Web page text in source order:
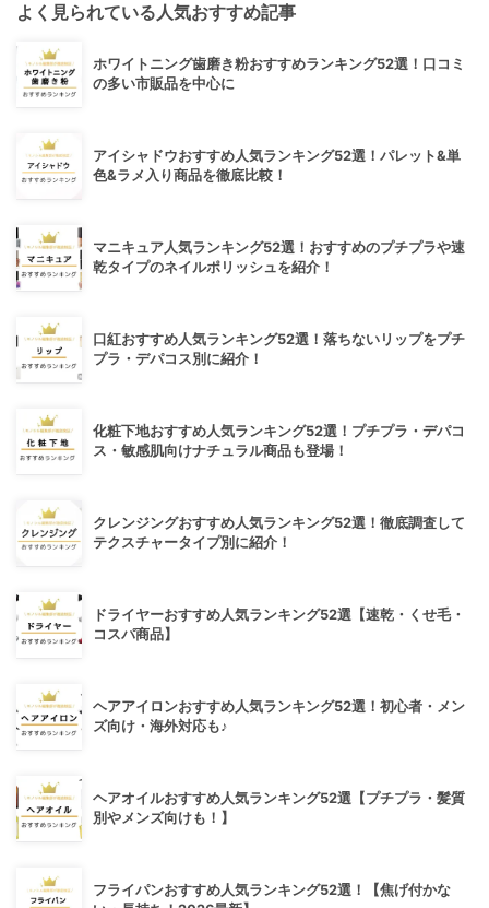
よく見られている人気おすすめ記事
ホワイトニング歯磨き粉おすすめランキング52選！口コミ
の多い市販品を中心に
アイシャドウおすすめ人気ランキング52選！パレット&単
色&ラメ入り商品を徹底比較！
マニキュア人気ランキング52選！おすすめのプチプラや速
乾タイプのネイルポリッシュを紹介！
口紅おすすめ人気ランキング52選！落ちないリップをプチ
プラ・デパコス別に紹介！
化粧下地おすすめ人気ランキング52選！プチプラ・デパコ
ス・敏感肌向けナチュラル商品も登場！
クレンジングおすすめ人気ランキング52選！徹底調査して
テクスチャータイプ別に紹介！
ドライヤーおすすめ人気ランキング52選【速乾・くせ毛・
コスパ商品】
ヘアアイロンおすすめ人気ランキング52選！初心者・メン
ズ向け・海外対応も♪
ヘアオイルおすすめ人気ランキング52選【プチプラ・髪質
別やメンズ向けも！】
フライパンおすすめ人気ランキング52選！【焦げ付かな